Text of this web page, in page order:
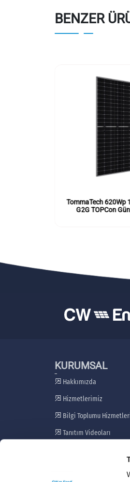
BENZER
TommaTech 620Wp
G2G TOPCon
KURUMSAL
Hakkımızda
Hizmetlerimiz
Bilgi Toplumu
Tanıtım Videoları